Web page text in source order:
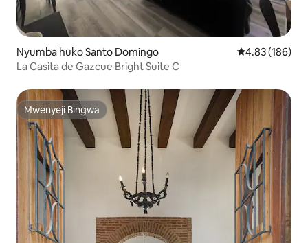
Nyumba huko Santo Domingo Ukadiriaji wa
4.83 (186)
La Casita de Gazcue Bright Suite C
Mwenyeji Bingwa
Mwenyeji Bingwa